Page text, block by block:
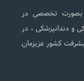
بصورت تخصصی در
و دندانپزشکی ، در
کشور عزیزمان